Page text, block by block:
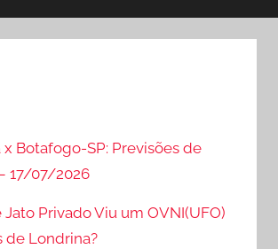
Botafogo-SP: Previsões de
17/07/2026
Privado Viu um OVNI(UFO)
de Londrina?